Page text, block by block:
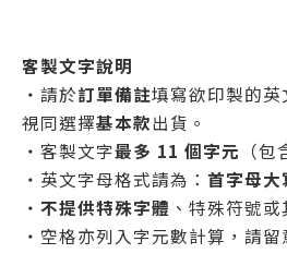
客製文字說明
・請於訂單備註填寫欲印製的
視同選擇基本款出貨。
・客製文字最多 11 個字元 （
・英文字母格式請為： 首字母大
・ 不提供特殊字體 、特殊符號
・空格亦列入字元數計算，請留